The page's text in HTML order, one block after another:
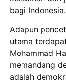
bagi Indonesia.
Adapun
utama
Mohammad
memandang
adalah